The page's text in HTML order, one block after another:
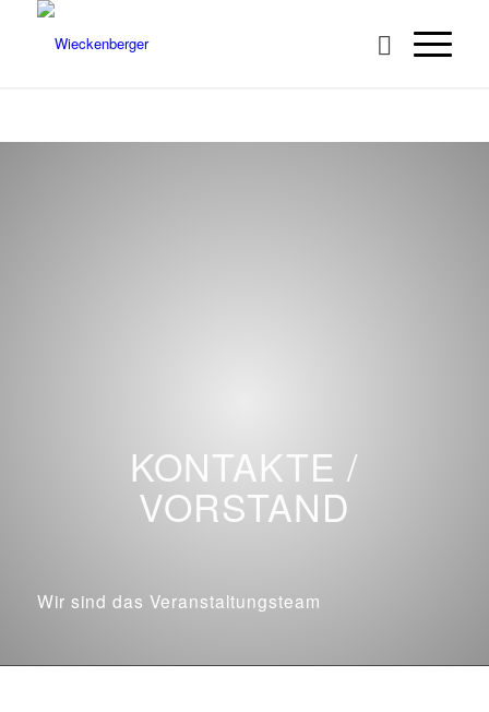
KONTAKTE /
VORSTAND
Wir sind das Veranstaltungsteam